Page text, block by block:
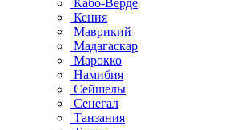
Кабо-Верде
Кения
Маврикий
Мадагаскар
Марокко
Намибия
Сейшелы
Сенегал
Танзания